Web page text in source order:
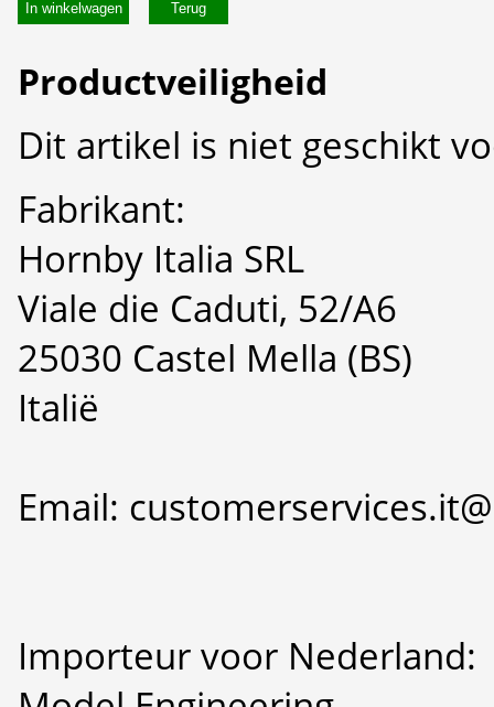
In winkelwagen
Productveiligheid
Dit artikel is niet geschikt
Fabrikant:
Hornby Italia SRL
Viale die Caduti, 52/A6
25030 Castel Mella (BS)
Italië
Email:
Importeur voor Nederland: